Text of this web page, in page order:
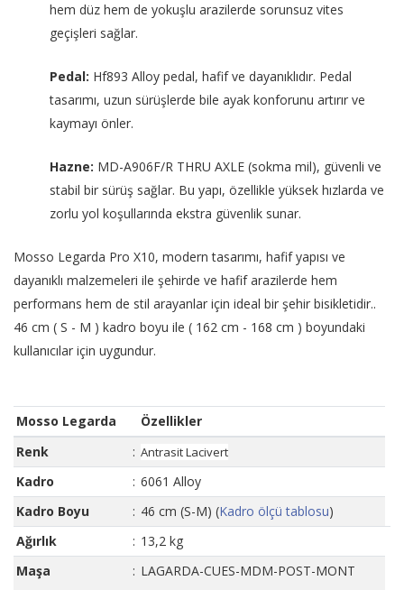
hem düz hem de yokuşlu arazilerde sorunsuz vites
geçişleri sağlar.
Pedal: Hf893 Alloy pedal, hafif ve dayanıklıdır. Pedal
tasarımı, uzun sürüşlerde bile ayak konforunu artırır ve
kaymayı önler.
Hazne: MD-A906F/R THRU AXLE (sokma mil), güvenli ve
stabil bir sürüş sağlar. Bu yapı, özellikle yüksek hızlarda ve
zorlu yol koşullarında ekstra güvenlik sunar.
Mosso Legarda Pro X10, modern tasarımı, hafif yapısı ve
dayanıklı malzemeleri ile şehirde ve hafif arazilerde hem
performans hem de stil arayanlar için ideal bir şehir bisikletidir..
46 cm ( S - M ) kadro boyu ile ( 162 cm - 168 cm ) boyundaki
kullanıcılar için uygundur.
Mosso Legarda
Özellikler
Renk
: Antrasit Lacivert
Kadro : 6061 Alloy
Kadro Boyu
: 46 cm (S-M) (Kadro ölçü tablosu)
Ağırlık
: 13,2 kg
Maşa
: LAGARDA-CUES-MDM-POST-MONT